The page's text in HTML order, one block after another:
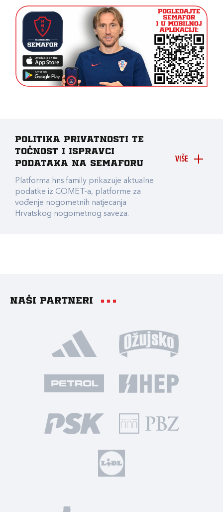
VIŠE
Politika privatnosti te
točnost i ispravci
podataka na Semaforu
Platforma hns.family prikazuje aktualne
podatke iz COMET-a, platforme za
vođenje nogometnih natjecanja
Hrvatskog nogometnog saveza.
Naši partneri